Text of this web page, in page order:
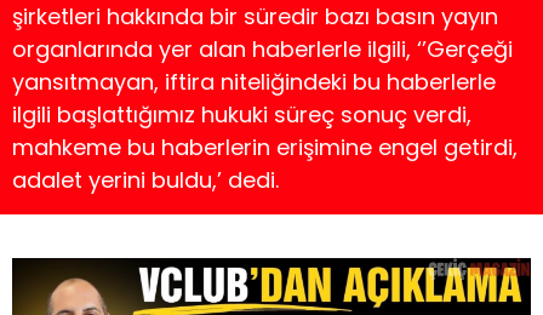
şirketleri hakkında bir süredir bazı basın yayın
organlarında yer alan haberlerle ilgili, ‘’Gerçeği
yansıtmayan, iftira niteliğindeki bu haberlerle
ilgili başlattığımız hukuki süreç sonuç verdi,
mahkeme bu haberlerin erişimine engel getirdi,
adalet yerini buldu,’ dedi.